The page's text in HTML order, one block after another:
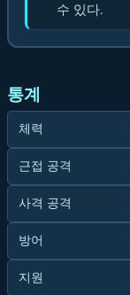
수 있다.
통계
체력
근접 공격
사격 공격
방어
지원